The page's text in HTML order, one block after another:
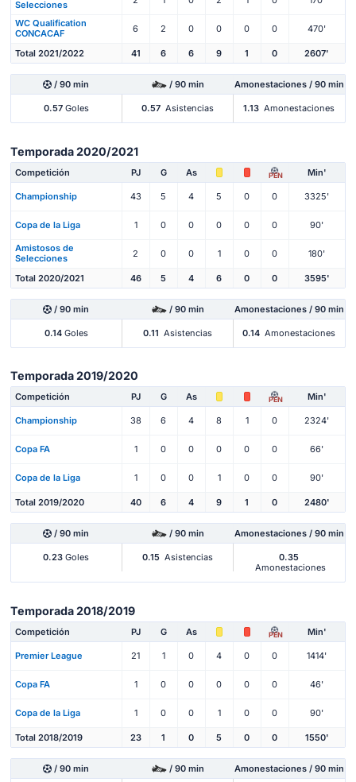
Selecciones
WC Qualification
CONCACAF
6 2 0 0 0 0 470'
Total 2021/2022 41 6 6 9 1 0 2607'
/ 90 min / 90 min Amonestaciones / 90 min
0.57Goles 0.57 Asistencias 1.13 Amonestaciones
Temporada 2020/2021
Competición PJ G As PEN Min'
Championship 43 5 4 5 0 0 3325'
Copa de la Liga 1 0 0 0 0 0 90'
Amistosos de
Selecciones
2 0 0 1 0 0 180'
Total 2020/2021 46 5 4 6 0 0 3595'
/ 90 min / 90 min Amonestaciones / 90 min
0.14Goles 0.11 Asistencias 0.14 Amonestaciones
Temporada 2019/2020
Competición PJ G As PEN Min'
Championship 38 6 4 8 1 0 2324'
Copa FA 1 0 0 0 0 0 66'
Copa de la Liga 1 0 0 1 0 0 90'
Total 2019/2020 40 6 4 9 1 0 2480'
/ 90 min / 90 min Amonestaciones / 90 min
0.23 Goles 0.15 Asistencias
0.35
Amonestaciones
Temporada 2018/2019
Competición PJ G As PEN Min'
Premier League 21 1 0 4 0 0 1414'
Copa FA 1 0 0 0 0 0 46'
Copa de la Liga 1 0 0 1 0 0 90'
Total 2018/2019 23 1 0 5 0 0 1550'
/ 90 min / 90 min Amonestaciones / 90 min